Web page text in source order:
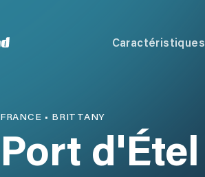
Caractéristiques
FRANCE • BRITTANY
Port d'Étel